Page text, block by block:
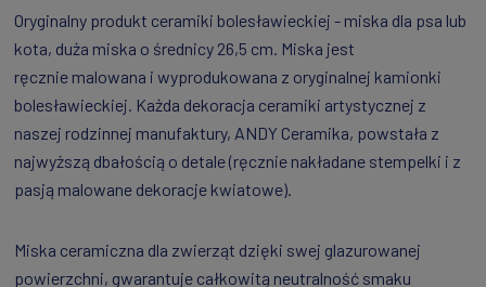
Oryginalny produkt ceramiki bolesławieckiej - miska dla psa lub
kota, duża miska o średnicy 26,5 cm. Miska jest
ręcznie malowana i wyprodukowana z oryginalnej kamionki
bolesławieckiej. Każda dekoracja ceramiki artystycznej z
naszej rodzinnej manufaktury, ANDY Ceramika, powstała z
najwyższą dbałością o detale (ręcznie nakładane stempelki i z
pasją malowane dekoracje kwiatowe).
Miska ceramiczna dla zwierząt dzięki swej glazurowanej
powierzchni, gwarantuje całkowitą neutralność smaku